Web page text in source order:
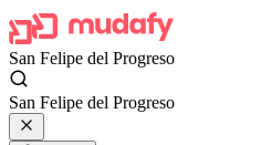
San Felipe del Progreso
San Felipe del Progreso